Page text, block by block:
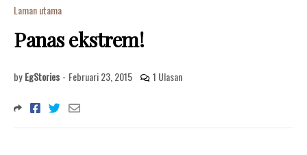
Laman utama
Panas ekstrem!
by EgStories - Februari 23, 2015 1 Ulasan